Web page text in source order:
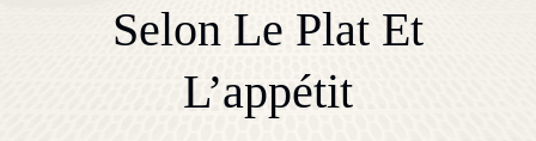
Selon Le Plat Et
L’appétit